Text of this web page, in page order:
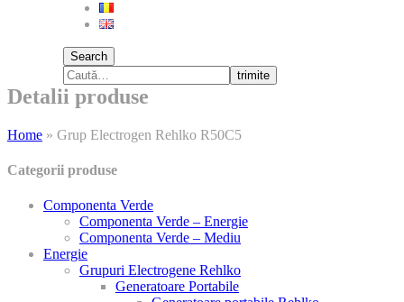
Search
trimite
Detalii produse
Home » Grup Electrogen Rehlko R50C5
Categorii produse
Componenta Verde
Componenta Verde – Energie
Componenta Verde – Mediu
Energie
Grupuri Electrogene Rehlko
Generatoare Portabile